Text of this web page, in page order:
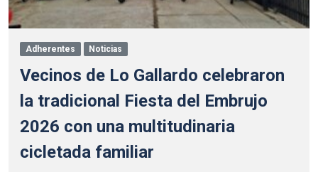
Adherentes Noticias
Vecinos de Lo Gallardo celebraron
la tradicional Fiesta del Embrujo
2026 con una multitudinaria
cicletada familiar